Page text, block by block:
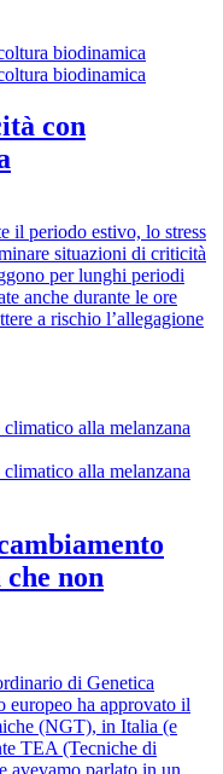
con
il periodo estivo, lo stress
situazioni di criticità
per lunghi periodi
anche durante le ore
a rischio l’allegagione
non
di Genetica
europeo ha approvato il
(NGT), in Italia (e
TEA (Tecniche di
avevamo parlato in un